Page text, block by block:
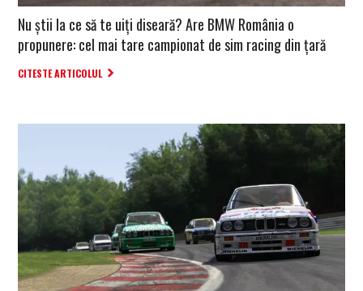
Nu știi la ce să te uiți diseară? Are BMW România o
propunere: cel mai tare campionat de sim racing din țară
CITESTE ARTICOLUL